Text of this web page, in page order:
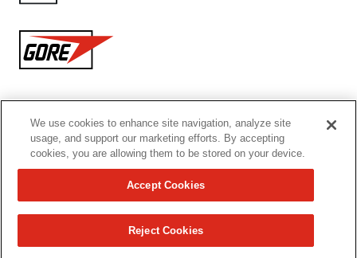
Gore
网站地图
Cookie设置
使用条款
沪ICP备09097589号-6
We use cookies to enhance site navigation, analyze site
usage, and support our marketing efforts. By accepting
cookies, you are allowing them to be stored on your device.
Reject Cookies
Accept Cookies